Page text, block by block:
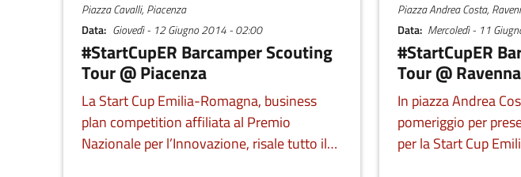
Piazza Cavalli, Piacenza
Data Giovedì - 12 Giugno 2014 - 02:00
#StartCupER Barcamper Scouting
Tour @ Piacenza
La Start Cup Emilia-Romagna, business
plan competition affiliata al Premio
Nazionale per l’Innovazione, risale tutto il
Piazza Andrea Costa,
Data Mercoledì - 11
#StartCupER
Tour @ Ravenna
In piazza Andrea
pomeriggio per
per la Start Cup